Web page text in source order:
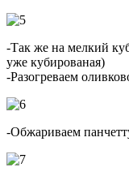
-Так же на мелкий
уже кубированая)
-Разогреваем
-Обжариваем